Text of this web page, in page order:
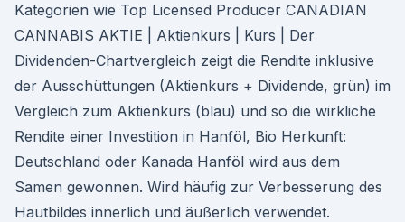
Kategorien wie Top Licensed Producer CANADIAN
CANNABIS AKTIE | Aktienkurs | Kurs | Der
Dividenden-Chartvergleich zeigt die Rendite inklusive
der Ausschüttungen (Aktienkurs + Dividende, grün) im
Vergleich zum Aktienkurs (blau) und so die wirkliche
Rendite einer Investition in Hanföl, Bio Herkunft:
Deutschland oder Kanada Hanföl wird aus dem
Samen gewonnen. Wird häufig zur Verbesserung des
Hautbildes innerlich und äußerlich verwendet.